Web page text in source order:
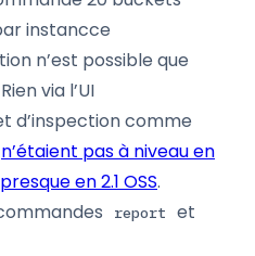
instancce
n’est possible que
via l’UI
d’inspection comme
n’étaient pas à niveau en
en 2.1 OSS.
report et